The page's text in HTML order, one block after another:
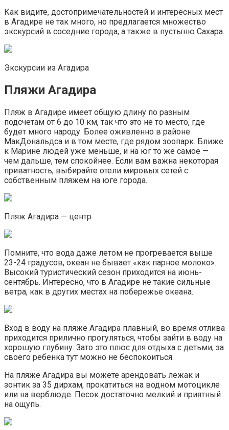
Как видите, достопримечательностей и интересных мест
в Агадире не так много, но предлагается множество
экскурсий в соседние города, а также в пустыню Сахара.
Экскурсии из Агадира
Пляжи Агадира
Пляж в Агадире имеет общую длину по разным
подсчетам от 6 до 10 км, так что это не то место, где
будет много народу. Более оживленно в районе
МакДональдса и в том месте, где рядом зоопарк. Ближе
к Марине людей уже меньше, и на юг то же самое —
чем дальше, тем спокойнее. Если вам важна некоторая
приватность, выбирайте отели мировых сетей с
собственным пляжем на юге города.
Пляж Агадира — центр
Помните, что вода даже летом не прогревается выше
23-24 градусов, океан не бывает «как парное молоко».
Высокий туристический сезон приходится на июнь-
сентябрь. Интересно, что в Агадире не такие сильные
ветра, как в других местах на побережье океана.
Вход в воду на пляже Агадира плавный, во время отлива
приходится прилично прогуляться, чтобы зайти в воду на
хорошую глубину. Зато это плюс для отдыха с детьми, за
своего ребенка тут можно не беспокоиться.
На пляже Агадира вы можете арендовать лежак и
зонтик за 35 дирхам, прокатиться на водном мотоцикле
или на верблюде. Песок достаточно мелкий и приятный
на ощупь.